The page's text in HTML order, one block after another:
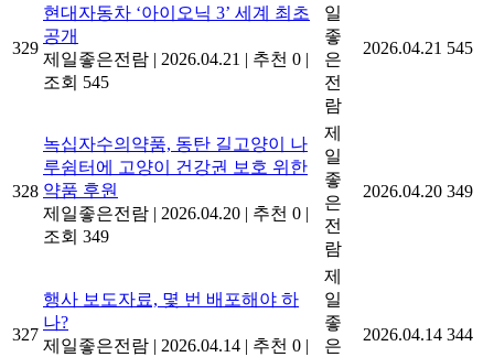
329
현대자동차 ‘아이오닉 3’ 세계 최초
공개
제일좋은전람 | 2026.04.21 | 추천 0 |
조회 545
일
좋
은
전
람
2026.04.21 545
328
녹십자수의약품, 동탄 길고양이 나
루쉼터에 고양이 건강권 보호 위한
약품 후원
제일좋은전람 | 2026.04.20 | 추천 0 |
조회 349
제
일
좋
은
전
람
2026.04.20 349
327
행사 보도자료, 몇 번 배포해야 하
나?
제일좋은전람 | 2026.04.14 | 추천 0 |
제
일
좋
은
2026.04.14 344